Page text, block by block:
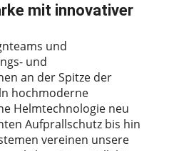
mit innovativer
und
und
an der Spitze der
hochmoderne
Helmtechnologie neu
Aufprallschutz bis hin
vereinen unsere